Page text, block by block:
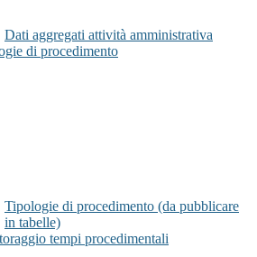
Dati aggregati attività amministrativa
di procedimento
Tipologie di procedimento (da pubblicare
in tabelle)
tempi procedimentali